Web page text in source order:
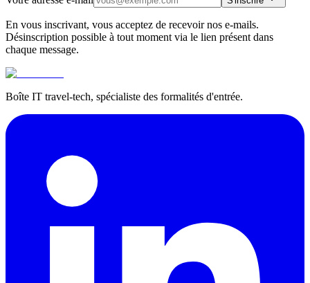
En vous inscrivant, vous acceptez de recevoir nos e-mails.
Désinscription possible à tout moment via le lien présent dans
chaque message.
Boîte IT travel-tech, spécialiste des formalités d'entrée.